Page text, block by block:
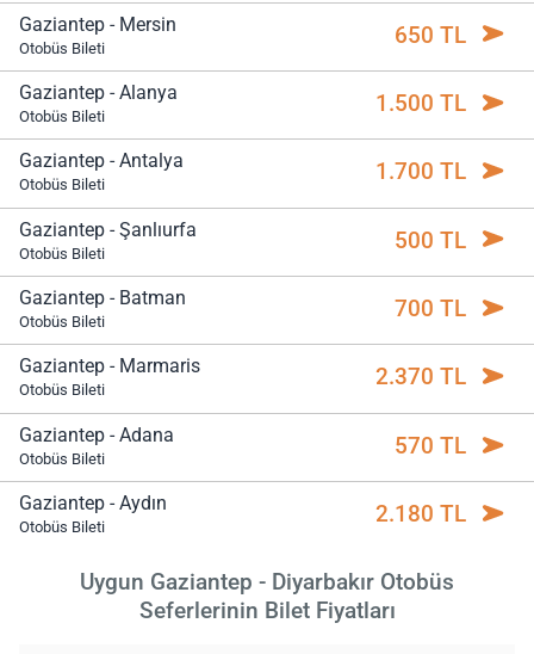
Gaziantep - Mersin
Otobüs Bileti 650 TL
Gaziantep - Alanya
Otobüs Bileti 1.500 TL
Gaziantep - Antalya
Otobüs Bileti 1.700 TL
Gaziantep - Şanlıurfa
Otobüs Bileti 500 TL
Gaziantep - Batman
Otobüs Bileti 700 TL
Gaziantep - Marmaris
Otobüs Bileti 2.370 TL
Gaziantep - Adana
Otobüs Bileti 570 TL
Gaziantep - Aydın
Otobüs Bileti 2.180 TL
Uygun Gaziantep - Diyarbakır Otobüs
Seferlerinin Bilet Fiyatları